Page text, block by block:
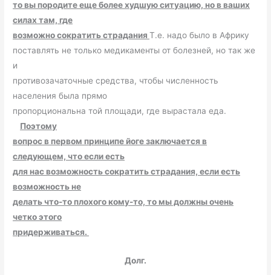
то вы породите еще более худшую ситуацию, но в ваших
силах там, где
возможно сократить страданияТ.е. надо было в Африку
поставлять не только медикаменты от болезней, но так же
и
противозачаточные средства, чтобы численность
населения была прямо
пропорциональна той площади, где вырастала еда.
Поэтому
вопрос в первом принципе йоге заключается в
следующем, что если есть
для нас возможность сократить страдания, если есть
возможность не
делать что-то плохого кому-то, то мы должны очень
четко этого
придерживаться.
Долг.